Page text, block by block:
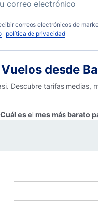
correos electrónicos de
política de privacidad
desde
Descubre tarifas medias,
es el mes más barato